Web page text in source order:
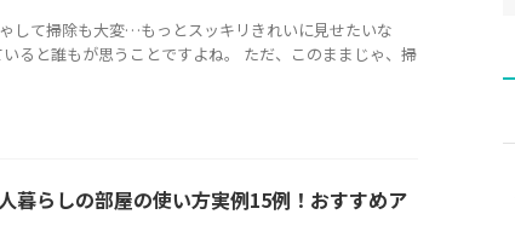
して掃除も大変…もっとスッキリきれいに見せたいな
ると誰もが思うことですよね。 ただ、このままじゃ、掃
暮らしの部屋の使い方実例15例！おすすめア